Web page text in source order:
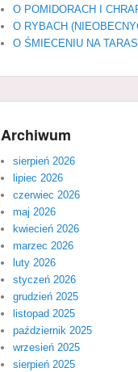
O POMIDORACH I
O RYBACH
O ŚMIECENIU NA
Archiwum
sierpień 2026
lipiec 2026
czerwiec 2026
maj 2026
kwiecień 2026
marzec 2026
luty 2026
styczeń 2026
grudzień 2025
listopad 2025
październik 2025
wrzesień 2025
sierpień 2025